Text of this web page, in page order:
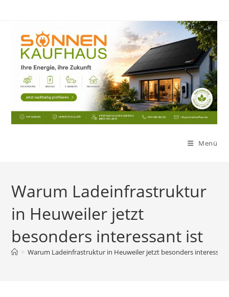
Menü
Warum Ladeinfrastruktur
in Heuweiler jetzt
besonders interessant ist
> Warum Ladeinfrastruktur in Heuweiler jetzt besonders